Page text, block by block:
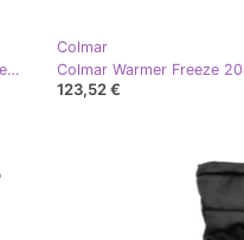
Colmar Warmer 2 Mono 169 Schneestiefel beige
Colmar
123,52 €